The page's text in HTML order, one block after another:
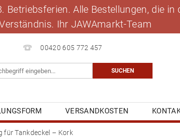
Alle Bestellungen, die
Ihr JAWAmarkt-Team
00420 605 772 457
VERSANDKOSTEN
MEINE BESTELLUNG
für Tankdeckel – Kork